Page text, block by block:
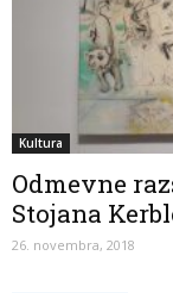
Kultura
Odmevne
Stojana
26. novembra, 2018